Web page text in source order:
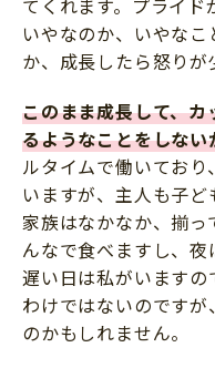
てくれます。プライ
いやなのか、いやな
か、成長したら怒り
このまま成長して、
るようなことをしな
ルタイムで働いてお
いますが、主人も子ど
家族はなかなか、揃
んなで食べますし、
遅い日は私がいます
わけではないのです
のかもしれません。